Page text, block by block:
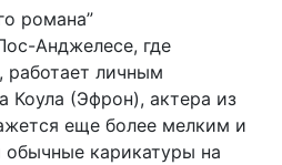
романа”
Анджелесе, где
работает личным
Коула (Эфрон), актера из
еще более мелким и
карикатуры на